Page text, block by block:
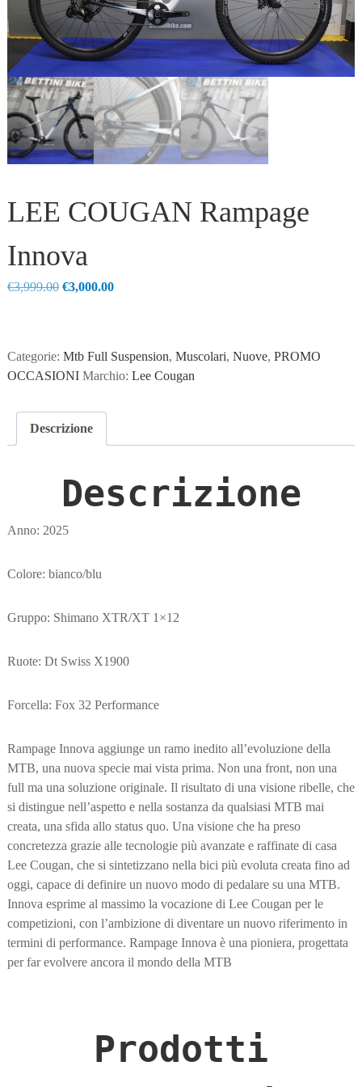
LEE COUGAN Rampage
Innova
€3,999.00 Il
€3,999.00.
€3,000.00Il
€3,000.00.
Categorie: Mtb Full Suspension, Muscolari, Nuove, PROMO
OCCASIONI Marchio: Lee Cougan
Descrizione
Descrizione
Anno: 2025
Colore: bianco/blu
Gruppo: Shimano XTR/XT 1×12
Ruote: Dt Swiss X1900
Forcella: Fox 32 Performance
Rampage Innova aggiunge un ramo inedito all’evoluzione della
MTB, una nuova specie mai vista prima. Non una front, non una
full ma una soluzione originale. Il risultato di una visione ribelle, che
si distingue nell’aspetto e nella sostanza da qualsiasi MTB mai
creata, una sfida allo status quo. Una visione che ha preso
concretezza grazie alle tecnologie più avanzate e raffinate di casa
Lee Cougan, che si sintetizzano nella bici più evoluta creata fino ad
oggi, capace di definire un nuovo modo di pedalare su una MTB.
Innova esprime al massimo la vocazione di Lee Cougan per le
competizioni, con l’ambizione di diventare un nuovo riferimento in
termini di performance. Rampage Innova è una pioniera, progettata
per far evolvere ancora il mondo della MTB
Prodotti